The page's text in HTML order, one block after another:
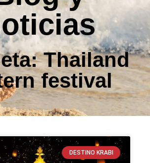
Thailand
festival
DESTINO KRABI